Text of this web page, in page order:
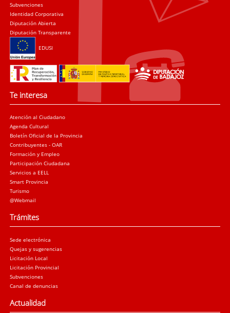
Subvenciones
Identidad Corporativa
Diputación Abierta
Diputación Transparente
EDUSI
Te interesa
Atención al Ciudadano
Agenda Cultural
Boletín Oficial de la Provincia
Contribuyentes - OAR
Formación y Empleo
Participación Ciudadana
Servicios a EELL
Smart Provincia
Turismo
@Webmail
Trámites
Sede electrónica
Quejas y sugerencias
Licitación Local
Licitación Provincial
Subvenciones
Canal de denuncias
Actualidad